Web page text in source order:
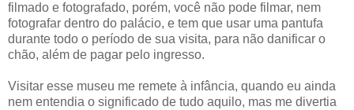
filmado e fotografado, porém, você não pode filmar, nem
fotografar dentro do palácio, e tem que usar uma pantufa
durante todo o período de sua visita, para não danificar o
chão, além de pagar pelo ingresso.
Visitar esse museu me remete à infância, quando eu ainda
nem entendia o significado de tudo aquilo, mas me divertia